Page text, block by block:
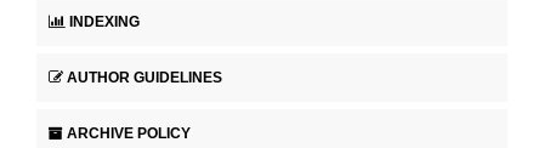
INDEXING
AUTHOR GUIDELINES
ARCHIVE POLICY